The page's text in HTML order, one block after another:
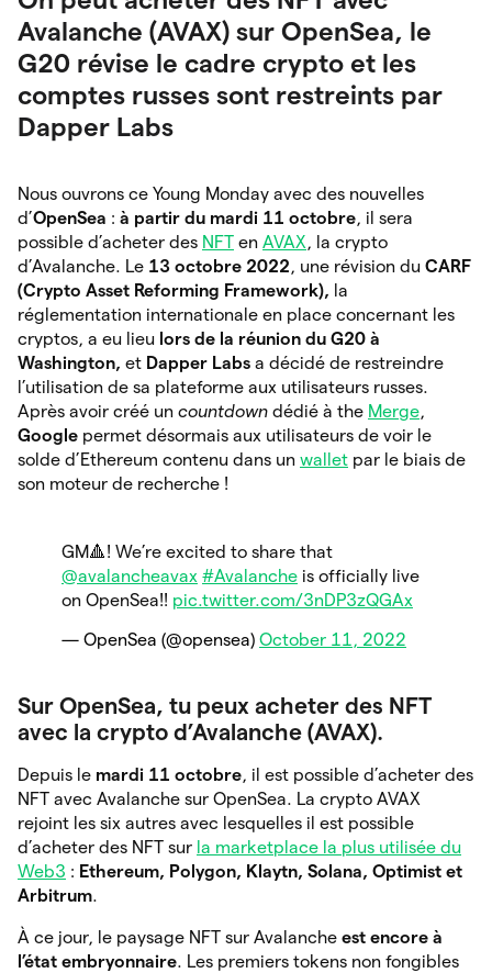
Avalanche (AVAX) sur OpenSea, le
G20 révise le cadre crypto et les
comptes russes sont restreints par
Dapper Labs
Nous ouvrons ce Young Monday avec des nouvelles
d’OpenSea : à partir du mardi 11 octobre, il sera
possible d’acheter des NFT en AVAX, la crypto
d’Avalanche. Le 13 octobre 2022, une révision du CARF
(Crypto Asset Reforming Framework), la
réglementation internationale en place concernant les
cryptos, a eu lieu lors de la réunion du G20 à
Washington, et Dapper Labs a décidé de restreindre
l’utilisation de sa plateforme aux utilisateurs russes.
Après avoir créé un countdown dédié à the Merge,
Google permet désormais aux utilisateurs de voir le
solde d’Ethereum contenu dans un wallet par le biais de
son moteur de recherche !
GM🔺! We’re excited to share that
@avalancheavax #Avalanche is officially live
on OpenSea!! pic.twitter.com/3nDP3zQGAx
— OpenSea (@opensea) October 11, 2022
Sur OpenSea, tu peux acheter des NFT
avec la crypto d’Avalanche (AVAX).
Depuis le mardi 11 octobre, il est possible d’acheter des
NFT avec Avalanche sur OpenSea. La crypto AVAX
rejoint les six autres avec lesquelles il est possible
d’acheter des NFT sur la marketplace la plus utilisée du
Web3 : Ethereum, Polygon, Klaytn, Solana, Optimist et
Arbitrum.
À ce jour, le paysage NFT sur Avalanche est encore à
l’état embryonnaire. Les premiers tokens non fongibles